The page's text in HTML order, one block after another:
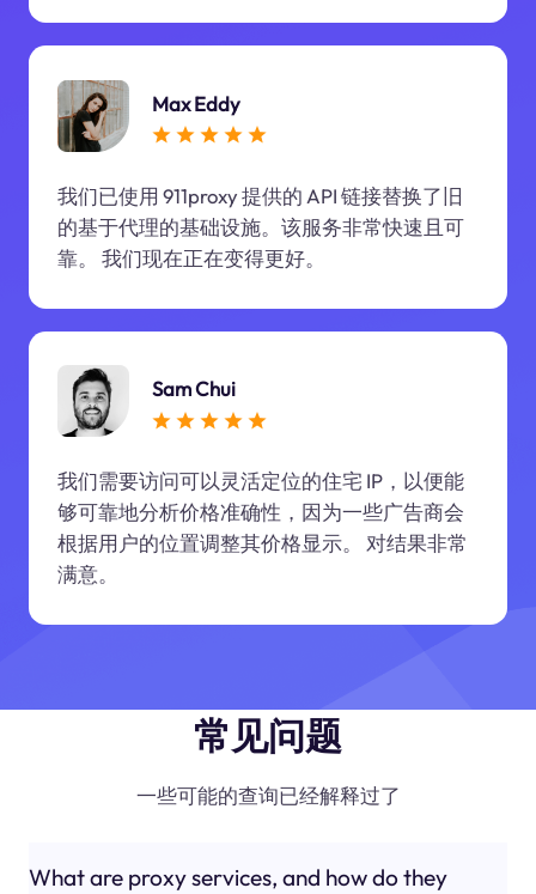
Max Eddy
我们已使用 911proxy 提供的 API 链接替换了旧
的基于代理的基础设施。该服务非常快速且可
靠。 我们现在正在变得更好。
Sam Chui
我们需要访问可以灵活定位的住宅 IP，以便能
够可靠地分析价格准确性，因为一些广告商会
根据用户的位置调整其价格显示。 对结果非常
满意。
常见问题
一些可能的查询已经解释过了
What are proxy services, and how do they